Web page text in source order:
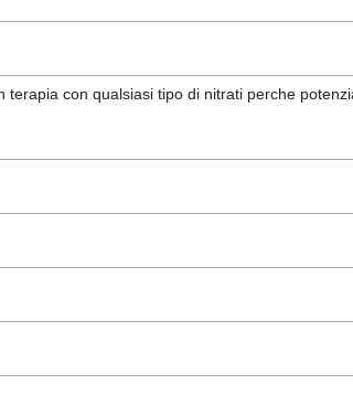
terapia con qualsiasi tipo di nitrati perche